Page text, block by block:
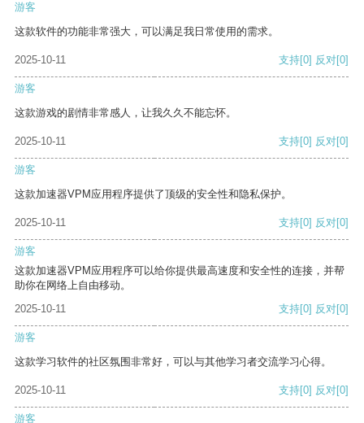
游客
这款软件的功能非常强大，可以满足我日常使用的需求。
2025-10-11 支持[0] 反对[0]
游客
这款游戏的剧情非常感人，让我久久不能忘怀。
2025-10-11 支持[0] 反对[0]
游客
这款加速器VPM应用程序提供了顶级的安全性和隐私保护。
2025-10-11 支持[0] 反对[0]
游客
这款加速器VPM应用程序可以给你提供最高速度和安全性的连接，并帮
助你在网络上自由移动。
2025-10-11
支持[0] 反对[0]
游客
这款学习软件的社区氛围非常好，可以与其他学习者交流学习心得。
2025-10-11 支持[0] 反对[0]
游客